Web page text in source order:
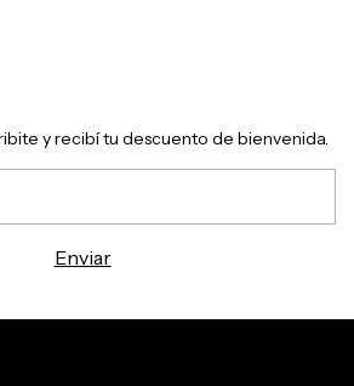
y recibí tu descuento de bienvenida.